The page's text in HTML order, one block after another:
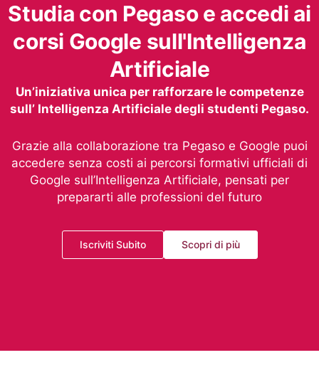
Studia con Pegaso e accedi ai
corsi Google sull'Intelligenza
Artificiale
Un’iniziativa unica per rafforzare le competenze
sull’ Intelligenza Artificiale degli studenti Pegaso.
Grazie alla collaborazione tra Pegaso e Google puoi
accedere senza costi ai percorsi formativi ufficiali di
Google sull’Intelligenza Artificiale, pensati per
prepararti alle professioni del futuro
Iscriviti Subito Scopri di più